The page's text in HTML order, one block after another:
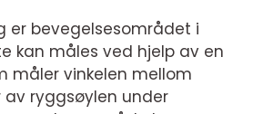
er bevegelsesområdet i
kan måles ved hjelp av en
måler vinkelen mellom
av ryggsøylen under